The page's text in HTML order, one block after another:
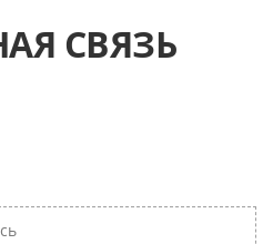
СВЯЗЬ